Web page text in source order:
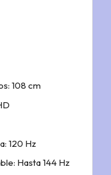
108 cm
120 Hz
Hasta 144 Hz